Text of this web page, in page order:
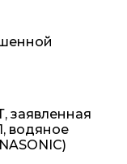
заявленная
водяное